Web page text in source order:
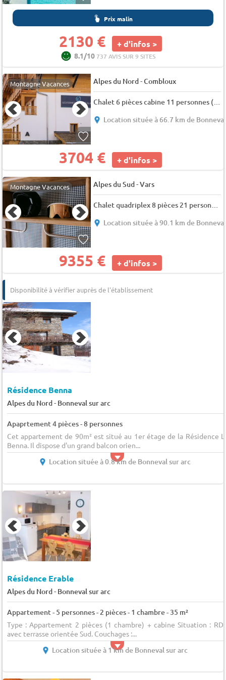
Prix malin
2130 € + d'infos >
8.1/10737 AVIS SUR 9 SITES
Montagne Vacances Alpes du Nord-Combloux
Location située à 66.7 km de
3704 € + d'infos >
Montagne Vacances Alpes du Sud-Vars
Chalet quadriplex 8 pièces 21 personnes
Location située à 90.1 km de
9355 € + d'infos >
Disponibilité à vérifier auprès de l'établissement
Résidence Benna
Alpes du Nord- Bonneval sur arc
Apaprtement 4 pièces - 8 personnes
Cet appartement de 90m² est situé au 1er étage de la Résidence
Benna. Il dispose d'un grand balcon orien...
Location située à 0.8 km de Bonneval sur arc
Résidence Erable
Alpes du Nord- Bonneval sur arc
Appartement - 5 personnes - 2 pièces - 1 chambre - 35 m²
Type : Appartement 2 pièces (1 chambre) + cabine Situation :
avec terrasse orientée Sud. Couchages :...
Location située à 1 km de Bonneval sur arc